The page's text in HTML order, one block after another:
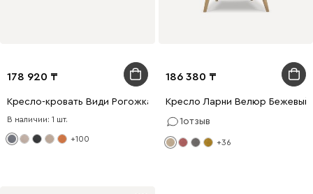
178 920
Кресло-кровать Види Рогожка Серый
В наличии: 1 шт.
+100
186 380
Кресло Ларни Велюр Бежевый
1отзыв
+36